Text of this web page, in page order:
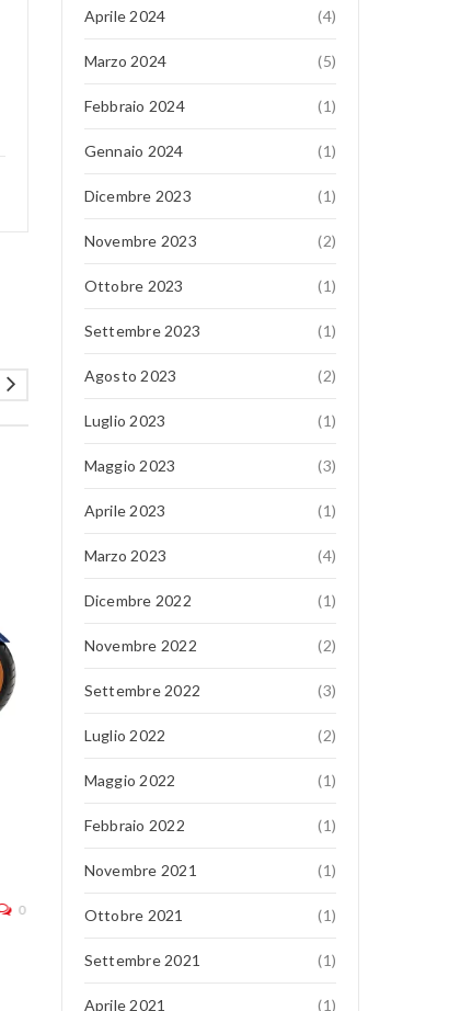
0
16
QJ SRK 921 RR
acceleratore
continua a leggere
Aprile 2024 (4)
Marzo 2024 (5)
Febbraio 2024 (1)
Gennaio 2024 (1)
Dicembre 2023 (1)
Novembre 2023 (2)
Ottobre 2023 (1)
Settembre 2023 (1)
Agosto 2023 (2)
Luglio 2023 (1)
Maggio 2023 (3)
Aprile 2023 (1)
Marzo 2023 (4)
Dicembre 2022 (1)
Novembre 2022 (2)
Settembre 2022 (3)
Luglio 2022 (2)
Maggio 2022 (1)
Febbraio 2022 (1)
Novembre 2021 (1)
Ottobre 2021 (1)
Settembre 2021 (1)
Aprile 2021 (1)